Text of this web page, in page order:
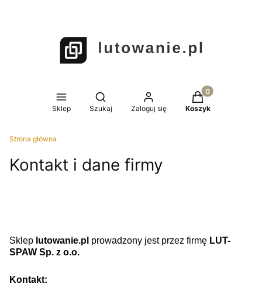
Sklep
Otwórz wyszukiwarkę
Szukaj Zaloguj się
Produkty w
Koszyk
Strona główna
Kontakt i dane firmy
Sklep lutowanie.pl prowadzony jest przez firmę LUT-
SPAW Sp. z o.o.
Kontakt: